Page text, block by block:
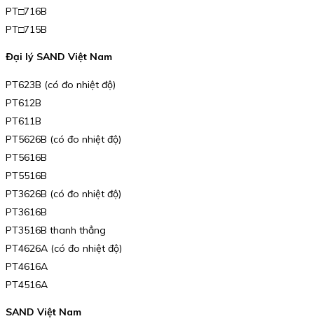
PT□716B
PT□715B
Đại lý SAND Việt Nam
PT623B (có đo nhiệt độ)
PT612B
PT611B
PT5626B (có đo nhiệt độ)
PT5616B
PT5516B
PT3626B (có đo nhiệt độ)
PT3616B
PT3516B thanh thẳng
PT4626A (có đo nhiệt độ)
PT4616A
PT4516A
SAND Việt Nam